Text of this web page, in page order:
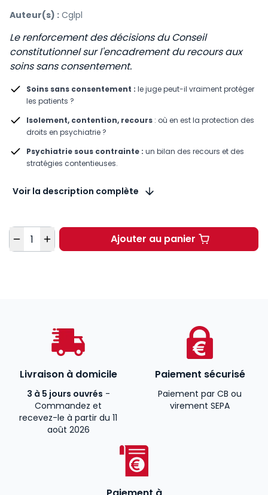
Auteur(s) : Cglpl
Le renforcement des décisions du Conseil
constitutionnel sur l'encadrement du recours aux
soins sans consentement.
Soins sans consentement : le juge peut-il vraiment protéger
les patients ?
Isolement, contention, recours : où en est la protection des
droits en psychiatrie ?
Psychiatrie sous contrainte : un bilan des recours et des
stratégies contentieuses.
Voir la description complète
Quantité Ajouter au panierL'effectivité des voies
Livraison à domicile
3 à 5 jours ouvrés -
Commandez et
recevez-le à partir du 11
août 2026
Paiement sécurisé
Paiement par CB ou
virement SEPA